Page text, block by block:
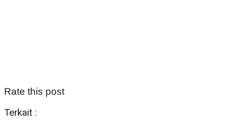
Rate this post
Terkait :